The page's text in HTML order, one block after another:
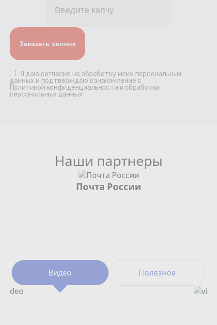
Я даю согласие на обработку моих персональных
данных и подтверждаю ознакомление с
Политикой конфиденциальности и обработки
персональных данных
Наши партнеры
Почта России
Видео Полезное